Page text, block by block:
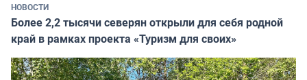
НОВОСТИ
Более 2,2 тысячи северян открыли для себя родной
край в рамках проекта «Туризм для своих»